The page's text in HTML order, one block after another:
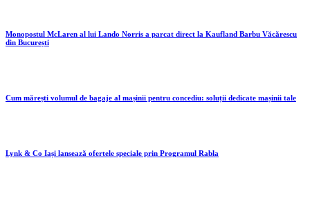
Monopostul McLaren al lui Lando Norris a parcat direct la Kaufland Barbu Văcărescu
din București
Cum mărești volumul de bagaje al mașinii pentru concediu: soluții dedicate mașinii tale
Lynk & Co Iași lansează ofertele speciale prin Programul Rabla